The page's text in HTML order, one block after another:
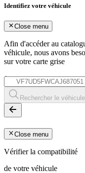
Identifiez votre véhicule
Close menu
Afin d'accéder au
véhicule, nous avons
sur votre carte grise
*
Rechercher le véhicule
Close menu
Vérifier la compatibilité
de votre véhicule